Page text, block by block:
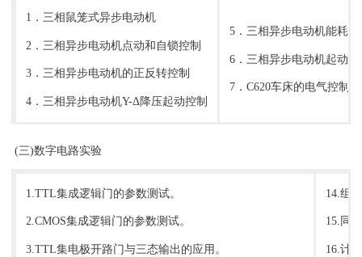
1．三相鼠笼式异步电动机
2．三相异步电动机点动和自锁控制
3．三相异步电动机的正反转控制
4．三相异步电动机Y-Δ降压起动控制
5．三相异步电动机能耗
6．三相异步电动机起动
7．C620车床的电气控制
(三)数字电路实验
1.TTL集成逻辑门的参数测试。
2.CMOS集成逻辑门的参数测试。
3.TTL集电极开路门与三态输出的应用。
14.组
15.同
16.计